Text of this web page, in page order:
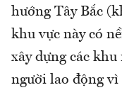
hướng Tây Bắc
khu vực này có
xây dựng các khu
người lao động